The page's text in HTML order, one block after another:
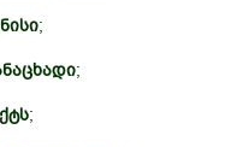
;
;
;